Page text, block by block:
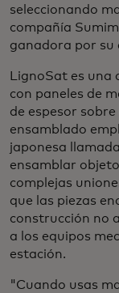
seleccionando
compañía
ganadora por su
LignoSat es una
con paneles de
de espesor
ensamblado
japonesa llamada
ensamblar
complejas
que las piezas
construcción no
a los equipos
estación.
"Cuando usas